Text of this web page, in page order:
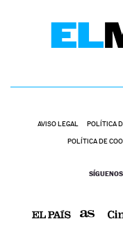
AVISO LEGAL POLÍTICA
POLÍTICA DE